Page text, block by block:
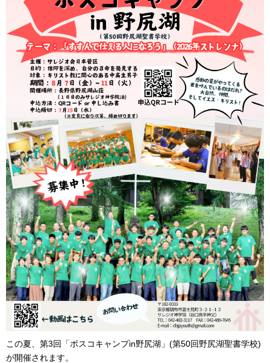
この夏、第3回「ボスコキャンプin野尻湖」(第50回野尻湖聖書学校)
が開催されます。